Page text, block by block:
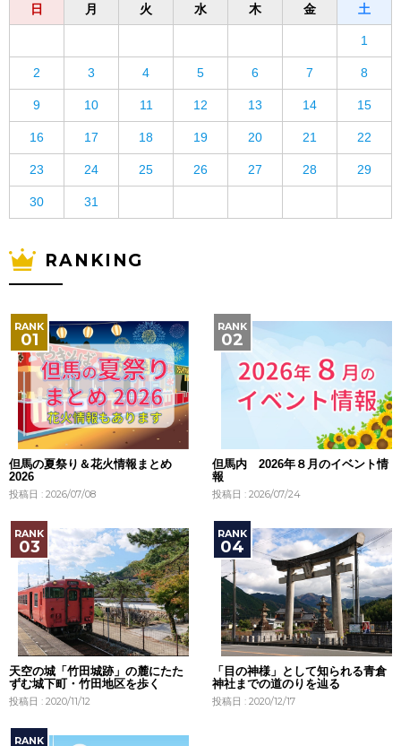
日 月 火 水 木 金 土
1
2 3 4 5 6 7 8
9 10 11 12 13 14 15
16 17 18 19 20 21 22
23 24 25 26 27 28 29
30 31
RANKING
但馬の夏祭り＆花火情報まとめ
2026
投稿日 : 2026/07/08
但馬内 2026年８月のイベント情
報
投稿日 : 2026/07/24
天空の城「竹田城跡」の麓にたた
ずむ城下町・竹田地区を歩く
投稿日 : 2020/11/12
「目の神様」として知られる青倉
神社までの道のりを辿る
投稿日 : 2020/12/17